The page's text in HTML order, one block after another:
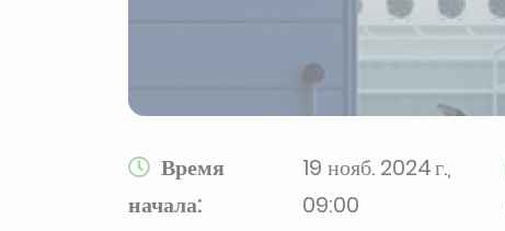
Время
начала:
19 нояб. 2024 г.,
09:00